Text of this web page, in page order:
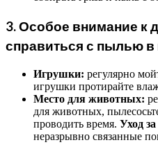
3. Особое внимание к
справиться с пылью в
Игрушки: регулярно
игрушки протирайте
Место для животных:
для животных,
проводить время. Уход
неразрывно связанные